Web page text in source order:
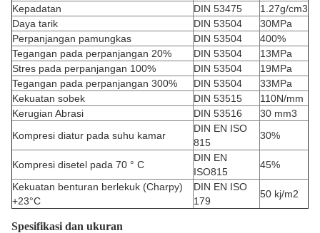
Kepadatan
DIN 53475
1.27g/cm3
Daya tarik
DIN 53504
30MPa
Perpanjangan pamungkas
DIN 53504
400%
Tegangan pada perpanjangan 20%
DIN 53504
13MPa
Stres pada perpanjangan 100%
DIN 53504
19MPa
Tegangan pada perpanjangan 300%
DIN 53504
33MPa
Kekuatan sobek
DIN 53515
110N/mm
Kerugian Abrasi
DIN 53516
30 mm3
Kompresi diatur pada suhu kamar
DIN EN ISO
815
30%
Kompresi disetel pada 70 ° C
DIN EN
ISO815
45%
Kekuatan benturan berlekuk (Charpy)
+23°C
DIN EN ISO
179
50 kj/m2
Spesifikasi dan ukuran